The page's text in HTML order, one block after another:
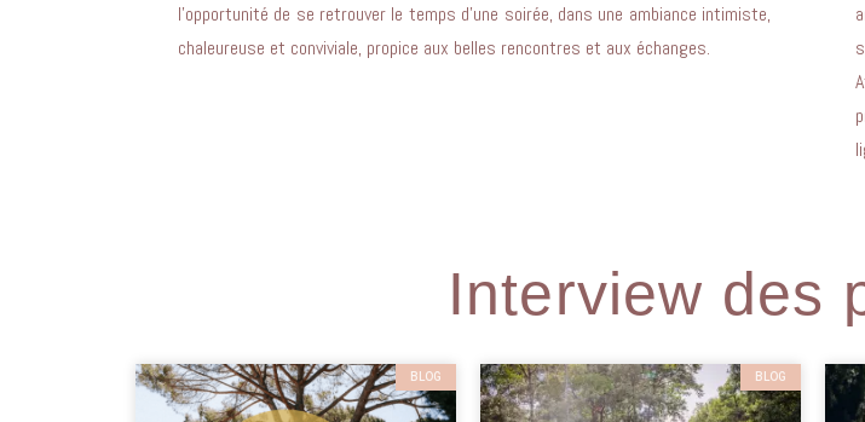
l’opportunité de se retrouver le temps d’une soirée, dans une ambiance intimiste,
chaleureuse et conviviale, propice aux belles rencontres et aux échanges.
Interview des
BLOG BLOG